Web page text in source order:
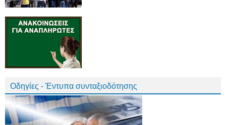
Οδηγίες - Έντυπα συνταξιοδότησης